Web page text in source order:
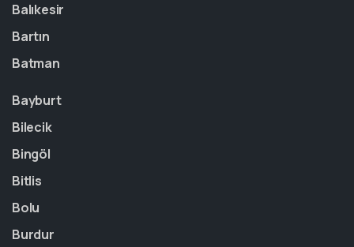
Balıkesir
Bartın
Batman
Bayburt
Bilecik
Bingöl
Bitlis
Bolu
Burdur